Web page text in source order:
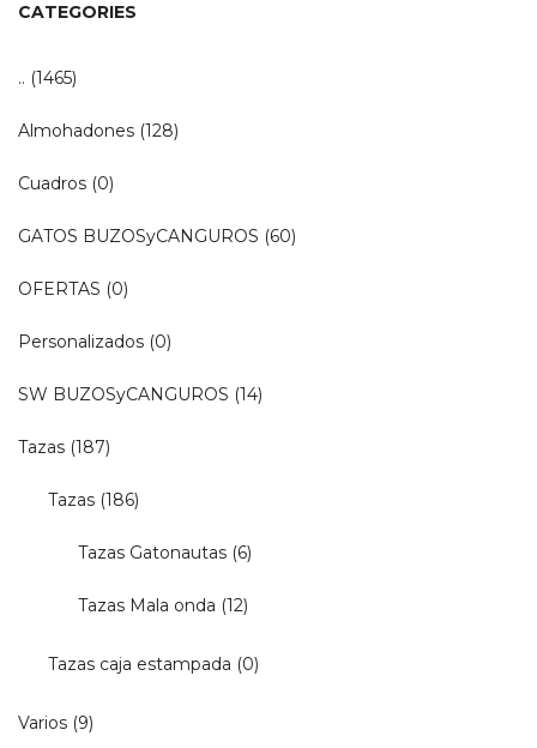
CATEGORIES
.. (1465)
Almohadones (128)
Cuadros (0)
GATOS BUZOSyCANGUROS (60)
OFERTAS (0)
Personalizados (0)
SW BUZOSyCANGUROS (14)
Tazas (187)
Tazas (186)
Tazas Gatonautas (6)
Tazas Mala onda (12)
Tazas caja estampada (0)
Varios (9)